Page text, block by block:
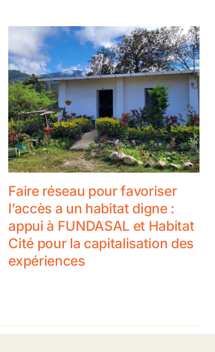
Faire réseau pour favoriser
l’accès a un habitat digne :
appui à FUNDASAL et Habitat
Cité pour la capitalisation des
expériences